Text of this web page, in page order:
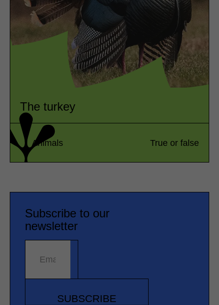
The turkey
Animals True or false
Subscribe to our
newsletter
Email address
SUBSCRIBE